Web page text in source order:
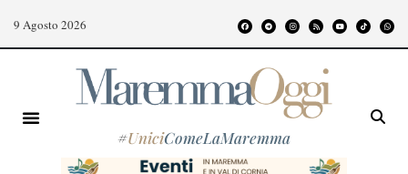
9 Agosto 2026
#UniciComeLaMaremma